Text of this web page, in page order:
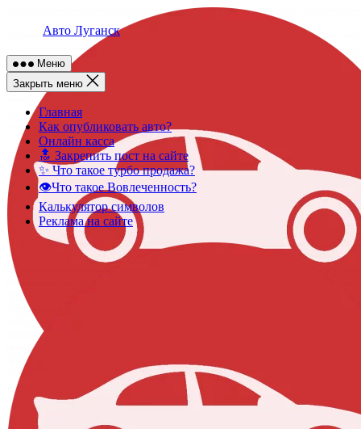
Авто Луганск
Меню
Закрыть меню
Главная
Как опубликовать авто?
Онлайн касса
🔝 Закрепить пост на сайте
✨ Что такое турбо продажа?
👁️Что такое Вовлеченность?
Калькулятор символов
Реклама на сайте